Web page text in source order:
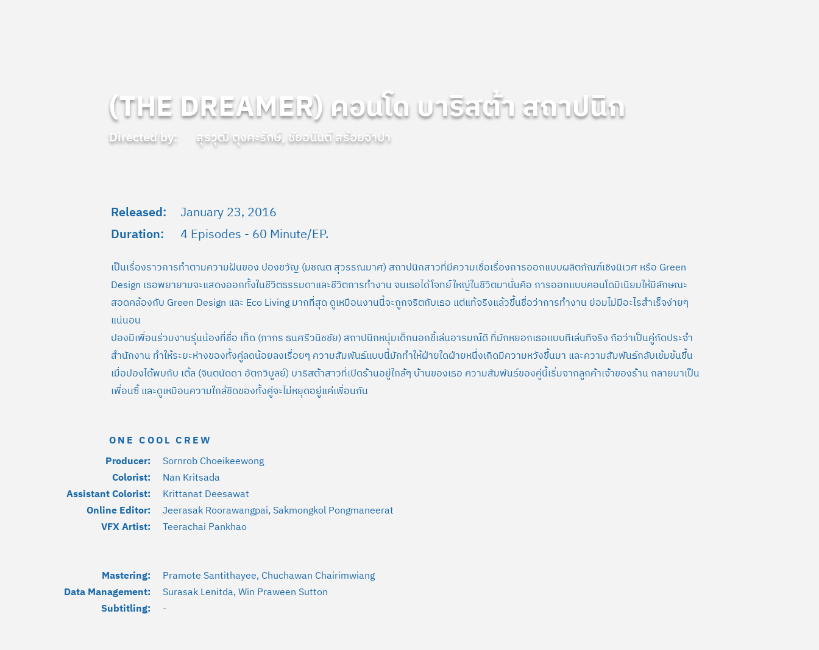
(THE DREAMER) คอนโด บาริสต้า สถาปนิก
Directed by: สุรวุฒิ ตุงคะรักษ์, ชัยอนันต์ สร้อยจำปา
Released:
January 23, 2016
Duration:
4 Episodes - 60 Minute/EP.
เป็นเรื่องราวการทำตามความฝันของ ปองขวัญ (มชณต สุวรรณมาศ) สถาปนิกสาวที่มีความเชื่อเรื่องการออกแบบผลิตภัณฑ์เชิงนิเวศ หรือ Green
Design เธอพยายามจะแสดงออกทั้งในชีวิตธรรมดาและชีวิตการทำงาน จนเธอได้โจทย์ใหญ่ในชีวิตมานั่นคือ การออกแบบคอนโดมิเนียมให้มีลักษณะ
สอดคล้องกับ Green Design และ Eco Living มากที่สุด ดูเหมือนงานนี้จะถูกจริตกับเธอ แต่แท้จริงแล้วขึ้นชื่อว่าการทำงาน ย่อมไม่มีอะไรสำเร็จง่ายๆ
แน่นอน
ปองมีเพื่อนร่วมงานรุ่นน้องที่ชื่อ เท็ด (ภากร ธนศรีวนิชชัย) สถาปนิกหนุ่มเด็กนอกขี้เล่นอารมณ์ดี ที่มักหยอกเธอแบบทีเล่นทีจริง ถือว่าเป็นคู่กัดประจำ
สำนักงาน ทำให้ระยะห่างของทั้งคู่ลดน้อยลงเรื่อยๆ ความสัมพันธ์แบบนี้มักทำให้ฝ่ายใดฝ่ายหนึ่งเกิดมีความหวังขึ้นมา และความสัมพันธ์กลับเข้มข้นขึ้น
เมื่อปองได้พบกับ เติ้ล (จินตนัดดา อัตถวิบูลย์) บาริสต้าสาวที่เปิดร้านอยู่ใกล้ๆ บ้านของเธอ ความสัมพันธ์ของคู่นี้เริ่มจากลูกค้าเจ้าของร้าน กลายมาเป็น
เพื่อนซี้ และดูเหมือนความใกล้ชิดของทั้งคู่จะไม่หยุดอยู่แค่เพื่อนกัน
ONE COOL CREW
Producer:
Colorist:
Assistant Colorist:
Online Editor:
VFX Artist:
Mastering:
Data Management:
Subtitling:
Sornrob Choeikeewong
Nan Kritsada
Krittanat Deesawat
Jeerasak Roorawangpai, Sakmongkol Pongmaneerat
Teerachai Pankhao
Pramote Santithayee, Chuchawan Chairimwiang
Surasak Lenitda, Win Praween Sutton
-